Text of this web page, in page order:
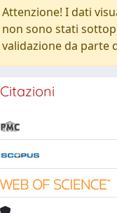
Attenzione! I dati
non sono stati
validazione da parte
Citazioni